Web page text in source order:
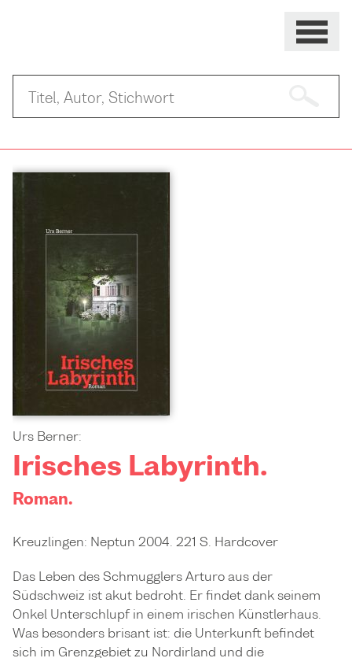
Urs Berner:
Irisches Labyrinth.
Roman.
Kreuzlingen: Neptun 2004. 221 S. Hardcover
Das Leben des Schmugglers Arturo aus der
Südschweiz ist akut bedroht. Er findet dank seinem
Onkel Unterschlupf in einem irischen Künstlerhaus.
Was besonders brisant ist: die Unterkunft befindet
sich im Grenzgebiet zu Nordirland und die